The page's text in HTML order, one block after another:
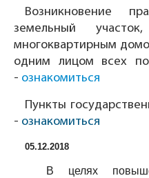
Возникновение
земельный
многоквартирным
одним лицом всех
- ознакомиться
Пункты
- ознакомиться
05.12.2018
В целях